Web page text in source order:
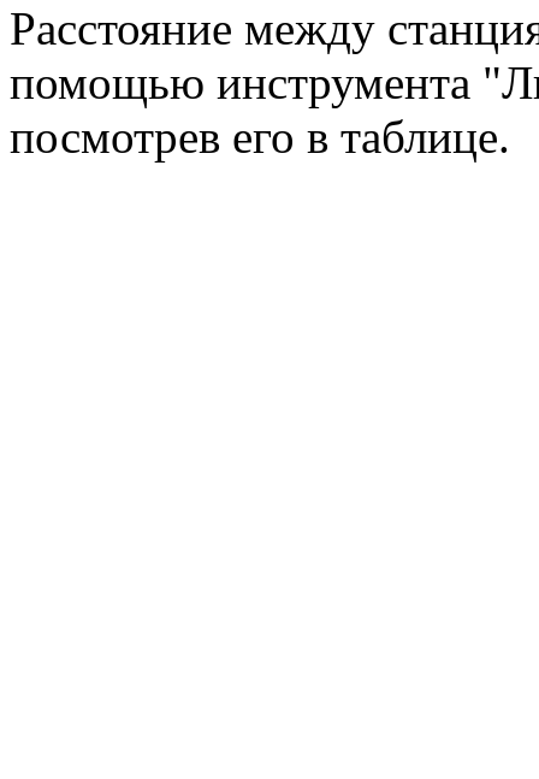
Расстояние между
помощью инструмента
посмотрев его в таблице.